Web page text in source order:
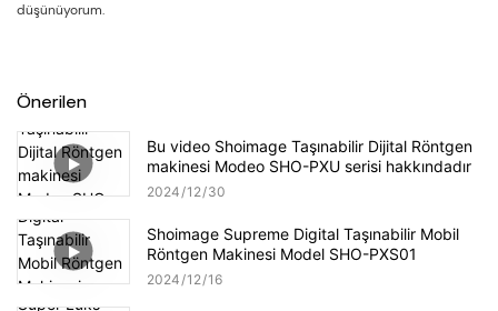
düşünüyorum.
Önerilen
Bu video Shoimage Taşınabilir Dijital Röntgen
makinesi Modeo SHO-PXU serisi hakkındadır
2024 12 30
Shoimage Supreme Digital Taşınabilir Mobil
Röntgen Makinesi Model SHO-PXS01
2024 12 16